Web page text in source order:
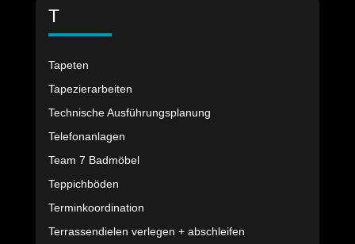
T
Tapeten
Tapezierarbeiten
Technische Ausführungsplanung
Telefonanlagen
Team 7 Badmöbel
Teppichböden
Terminkoordination
Terrassendielen verlegen + abschleifen